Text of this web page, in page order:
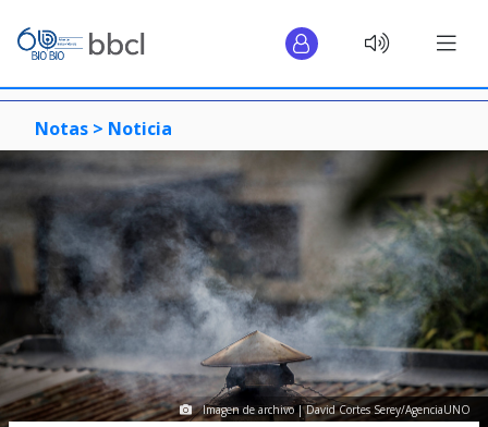
Notas > Noticia
Imagen de archivo | David Cortes Serey/AgenciaUNO